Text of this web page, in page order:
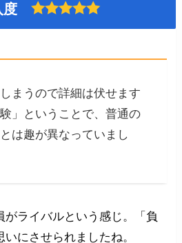
度
まうので詳細は伏せます
」ということで、普通の
は趣が異なっていまし
がライバルという感じ。「負
にさせられましたね。